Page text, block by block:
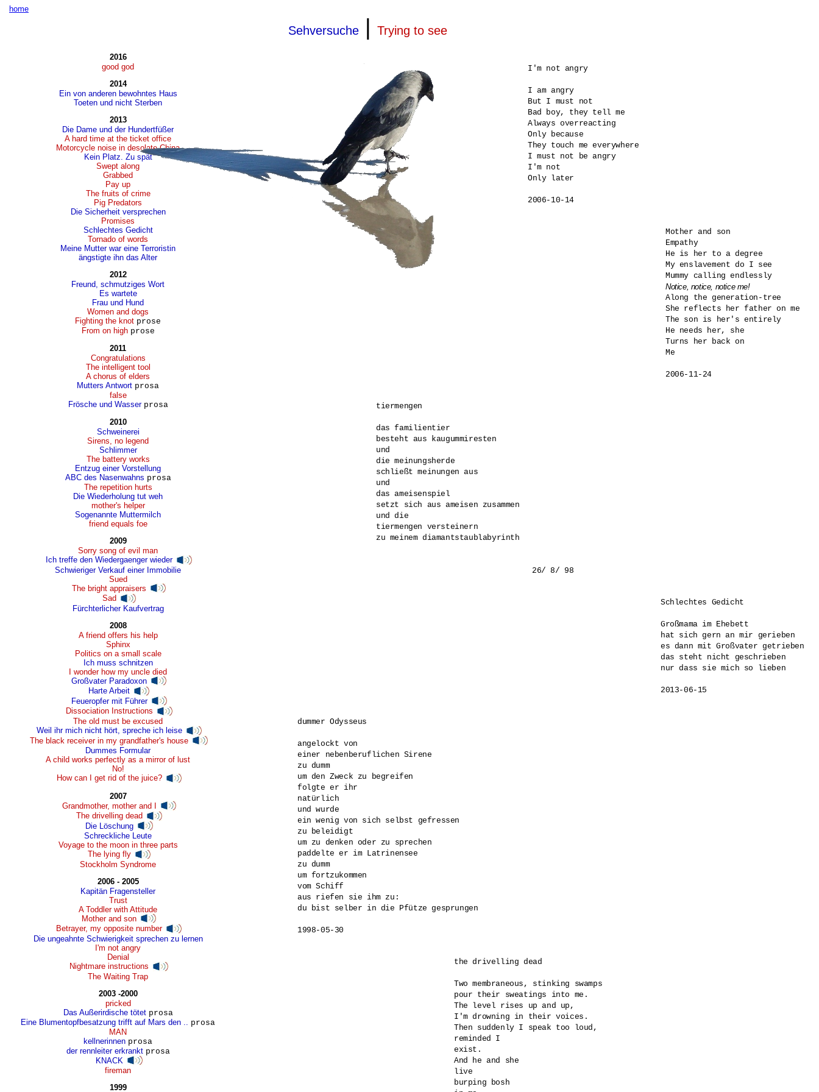
home
Sehversuche| Trying to see
2016
good god
2014
Ein von anderen bewohntes Haus
Toeten und nicht Sterben
2013
Die Dame und der Hundertfüßer
A hard time at the ticket office
Motorcycle noise in desolate China
Kein Platz. Zu spät
Swept along
Grabbed
Pay up
The fruits of crime
Pig Predators
Die Sicherheit versprechen
Promises
Schlechtes Gedicht
Tornado of words
Meine Mutter war eine Terroristin
ängstigte ihn das Alter
2012
Freund, schmutziges Wort
Es wartete
Frau und Hund
Women and dogs
Fighting the knot prose
From on high prose
2011
Congratulations
The intelligent tool
A chorus of elders
Mutters Antwort prosa
false
Frösche und Wasser prosa
2010
Schweinerei
Sirens, no legend
Schlimmer
The battery works
Entzug einer Vorstellung
ABC des Nasenwahns prosa
The repetition hurts
Die Wiederholung tut weh
mother's helper
Sogenannte Muttermilch
friend equals foe
2009
Sorry song of evil man
Ich treffe den Wiedergaenger wieder
Schwieriger Verkauf einer Immobilie
Sued
The bright appraisers
Sad
Fürchterlicher Kaufvertrag
2008
A friend offers his help
Sphinx
Politics on a small scale
Ich muss schnitzen
I wonder how my uncle died
Großvater Paradoxon
Harte Arbeit
Feueropfer mit Führer
Dissociation Instructions
The old must be excused
Weil ihr mich nicht hört, spreche ich leise
The black receiver in my grandfather's house
Dummes Formular
A child works perfectly as a mirror of lust
No!
How can I get rid of the juice?
2007
Grandmother, mother and I
The drivelling dead
Die Löschung
Schreckliche Leute
Voyage to the moon in three parts
The lying fly
Stockholm Syndrome
2006 - 2005
Kapitän Fragensteller
Trust
A Toddler with Attitude
Mother and son
Betrayer, my opposite number
Die ungeahnte Schwierigkeit sprechen zu lernen
I'm not angry
Denial
Nightmare instructions
The Waiting Trap
2003 -2000
pricked
Das Außerirdische tötet prosa
Eine Blumentopfbesatzung trifft auf Mars den ..
prosa
MAN
kellnerinnen prosa
der rennleiter erkrankt prosa
KNACK
fireman
1999
I'm not angry
I am angry
But I must not
Bad boy, they tell me
Always overreacting
Only because
They touch me everywhere
I must not be angry
I'm not
Only later
2006-10-14
Mother and son
Empathy
He is her to a degree
My enslavement do I see
Mummy calling endlessly
Notice, notice, notice me!
Along the generation-tree
She reflects her father on me
The son is her's entirely
He needs her, she
Turns her back on
Me
2006-11-24
tiermengen
das familientier
besteht aus kaugummiresten
und
die meinungsherde
schließt meinungen aus
und
das ameisenspiel
setzt sich aus ameisen zusammen
und die
tiermengen versteinern
zu meinem diamantstaublabyrinth
				26/ 8/ 98
Schlechtes Gedicht
Großmama im Ehebett
hat sich gern an mir gerieben
es dann mit Großvater getrieben
das steht nicht geschrieben
nur dass sie mich so lieben
2013-06-15
dummer Odysseus
angelockt von
einer nebenberuflichen Sirene
zu dumm
um den Zweck zu begreifen
folgte er ihr
natürlich
und wurde
ein wenig von sich selbst gefressen
zu beleidigt
um zu denken oder zu sprechen
paddelte er im Latrinensee
zu dumm
um fortzukommen
vom Schiff
aus riefen sie ihm zu:
du bist selber in die Pfütze gesprungen
1998-05-30
the drivelling dead
Two membraneous, stinking swamps
pour their sweatings into me.
The level rises up and up,
I'm drowning in their voices.
Then suddenly I speak too loud,
reminded I
exist.
And he and she
live
burping bosh